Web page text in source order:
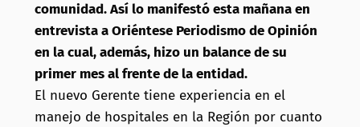
comunidad. Así lo manifestó esta mañana en
entrevista a Oriéntese Periodismo de Opinión
en la cual, además, hizo un balance de su
primer mes al frente de la entidad.
El nuevo Gerente tiene experiencia en el
manejo de hospitales en la Región por cuanto